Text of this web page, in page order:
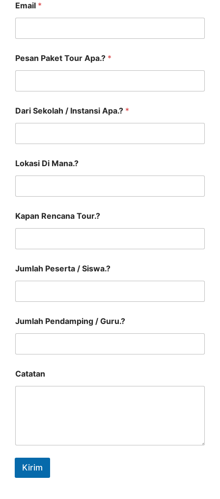
Email *
Pesan Paket Tour Apa.? *
Dari Sekolah / Instansi Apa.? *
a
k
t
o
u
r
a
a
Lokasi Di Mana.?
Kapan Rencana Tour.?
Jumlah Peserta / Siswa.?
Jumlah Pendamping / Guru.?
Catatan
Kirim